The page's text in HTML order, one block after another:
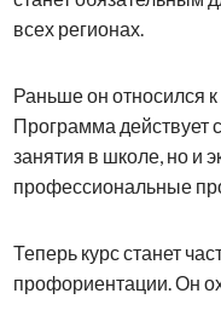
всех регионах.
Раньше он относился
Программа действует
занятия в школе, но и
профессиональные
Теперь курс станет
профориентации. Он